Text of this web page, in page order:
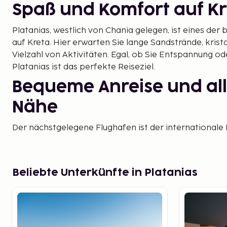
Spaß und Komfort auf
Platanias, westlich von Chania gelegen, ist eines der
auf Kreta. Hier erwarten Sie lange Sandstrände,
Vielzahl von Aktivitäten. Egal, ob Sie Entspannung
Platanias ist das perfekte Reiseziel.
Bequeme Anreise und
Nähe
Der nächstgelegene Flughafen ist der internationale
sind es nur 20 Minuten bis zur Stadt Chania, wo Sie
Strände und Aktivitäten
Beliebte Unterkünfte in Platanias